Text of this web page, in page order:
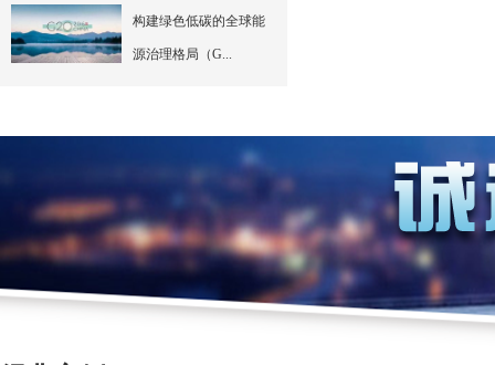
构建绿色低碳的全球能
源治理格局（G...